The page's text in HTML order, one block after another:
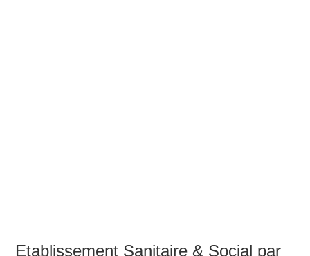
Etablissement Sanitaire & Social par